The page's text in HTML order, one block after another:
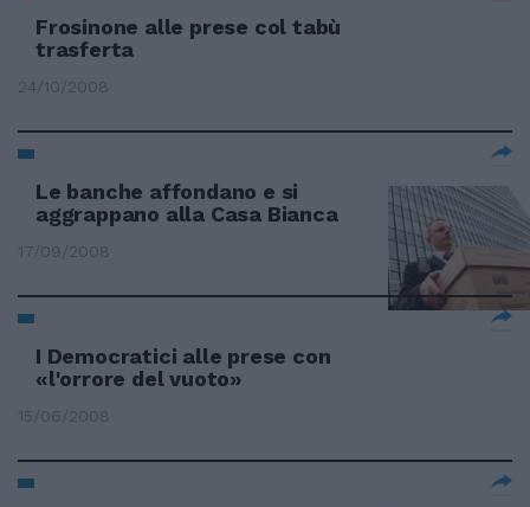
Frosinone alle prese col tabù
trasferta
24/10/2008
Le banche affondano e si
aggrappano alla Casa Bianca
17/09/2008
I Democratici alle prese con
«l'orrore del vuoto»
15/06/2008